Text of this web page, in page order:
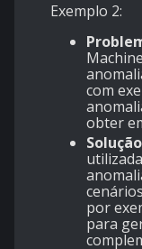
Exemplo 2:
com
obter
por
para